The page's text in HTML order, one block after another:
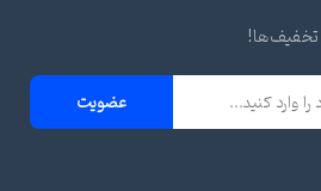
تخفیف‌ها!
عضویت